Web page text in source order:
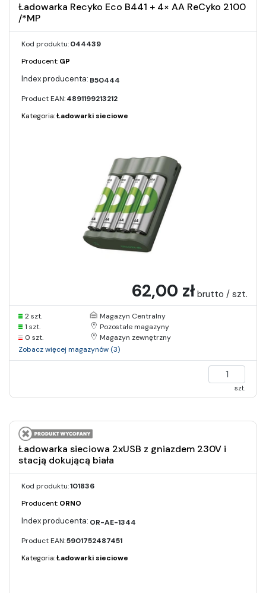
Ładowarka Recyko Eco B441 + 4× AA ReCyko 2100
/*MP
Kod produktu:044439
Producent:GP
B50444
Product EAN:4891199213212
Kategoria:Ładowarki sieciowe
62,00 zł brutto / szt.
2 szt.
Magazyn Centralny
1 szt.
Pozostałe magazyny
0 szt.
Magazyn zewnętrzny
Zobacz więcej magazynów (3)
szt.
Ładowarka sieciowa 2xUSB z gniazdem 230V i
stacją dokującą biała
Kod produktu:101836
Producent:ORNO
OR-AE-1344
Product EAN:5901752487451
Kategoria:Ładowarki sieciowe